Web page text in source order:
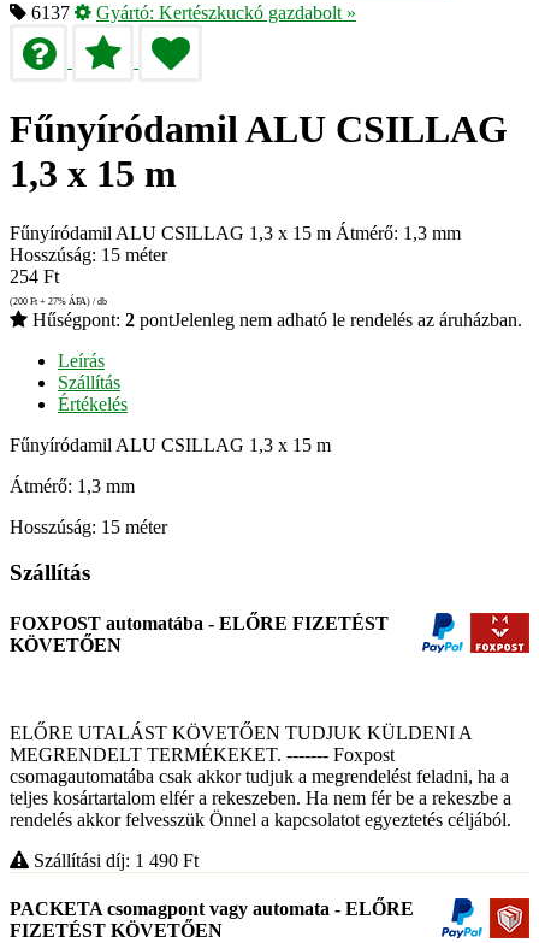
6137 Gyártó: Kertészkuckó gazdabolt »
Fűnyíródamil ALU CSILLAG
1,3 x 15 m
Fűnyíródamil ALU CSILLAG 1,3 x 15 m Átmérő: 1,3 mm
Hosszúság: 15 méter
254 Ft
(200 Ft + 27% ÁFA) / db
Hűségpont: 2 pontJelenleg nem adható le rendelés az áruházban.
Leírás
Szállítás
Értékelés
Fűnyíródamil ALU CSILLAG 1,3 x 15 m
Átmérő: 1,3 mm
Hosszúság: 15 méter
Szállítás
FOXPOST automatába - ELŐRE FIZETÉST
KÖVETŐEN
ELŐRE UTALÁST KÖVETŐEN TUDJUK KÜLDENI A
MEGRENDELT TERMÉKEKET. ------- Foxpost
csomagautomatába csak akkor tudjuk a megrendelést feladni, ha a
teljes kosártartalom elfér a rekeszeben. Ha nem fér be a rekeszbe a
rendelés akkor felvesszük Önnel a kapcsolatot egyeztetés céljából.
Szállítási díj: 1 490 Ft
PACKETA csomagpont vagy automata - ELŐRE
FIZETÉST KÖVETŐEN